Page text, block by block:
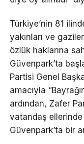
Türkiye’nin 81
yakınları ve
özlük haklarına
Güvenpark’ta
Partisi Genel
amacıyla
ardından, Zafer
vatandaş ellerinde
Güvenpark’ta bir